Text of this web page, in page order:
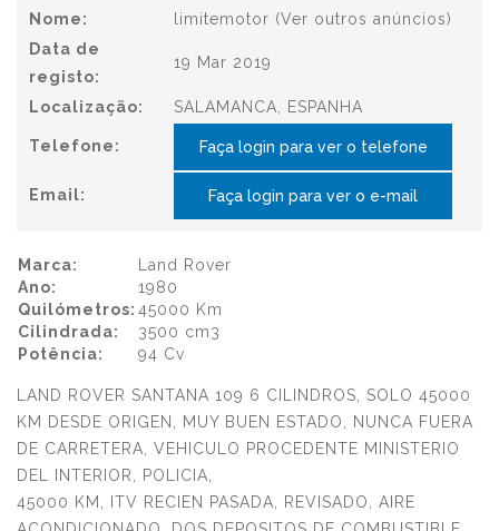
Nome: limitemotor (Ver outros anúncios)
Data de
registo:
19 Mar 2019
Localização: SALAMANCA, ESPANHA
Telefone: Faça login para ver o telefone
Email: Faça login para ver o e-mail
Marca:
Land Rover
Ano:
1980
Quilómetros: 45000 Km
Cilindrada:
3500 cm3
Potência:
94 Cv
LAND ROVER SANTANA 109 6 CILINDROS, SOLO 45000
KM DESDE ORIGEN, MUY BUEN ESTADO, NUNCA FUERA
DE CARRETERA, VEHICULO PROCEDENTE MINISTERIO
DEL INTERIOR, POLICIA,
45000 KM, ITV RECIEN PASADA, REVISADO, AIRE